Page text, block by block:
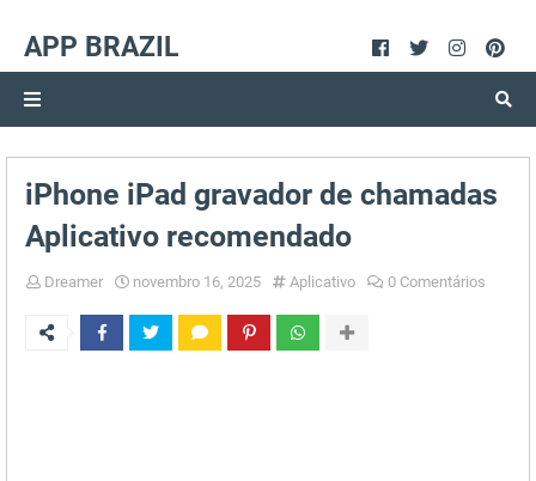
APP BRAZIL
iPhone iPad gravador de chamadas
Aplicativo recomendado
Dreamer novembro 16, 2025 Aplicativo 0 Comentários